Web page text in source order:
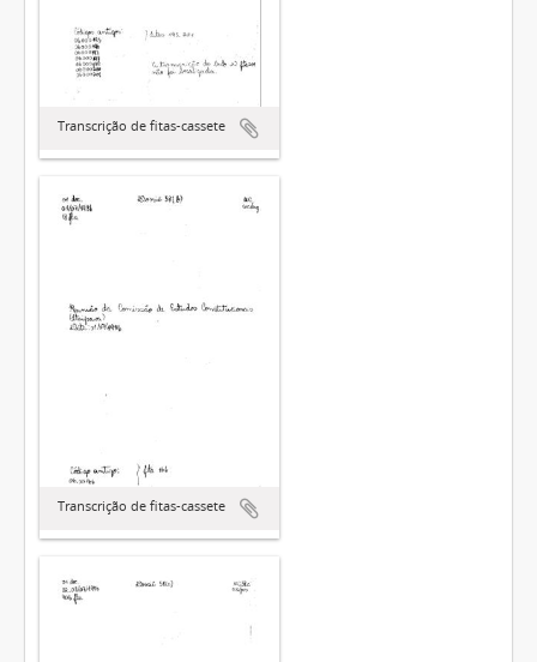
Transcrição de fitas-cassete
Transcrição de fitas-cassete